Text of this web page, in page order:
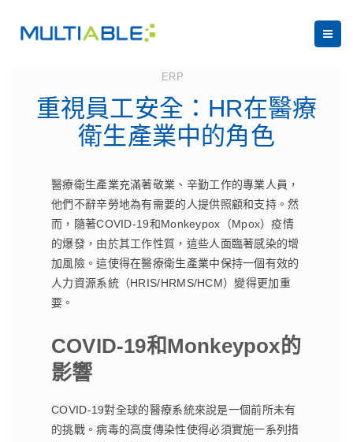
ERP
重視員工安全：HR在醫療
衛生產業中的角色
醫療衛生產業充滿著敬業、辛勤工作的專業人員，
他們不辭辛勞地為有需要的人提供照顧和支持。然
而，隨著COVID-19和Monkeypox（Mpox）疫情
的爆發，由於其工作性質，這些人面臨著感染的增
加風險。這使得在醫療衛生產業中保持一個有效的
人力資源系統（HRIS/HRMS/HCM）變得更加重
要。
COVID-19和Monkeypox的
影響
COVID-19對全球的醫療系統來說是一個前所未有
的挑戰。病毒的高度傳染性使得必須實施一系列措